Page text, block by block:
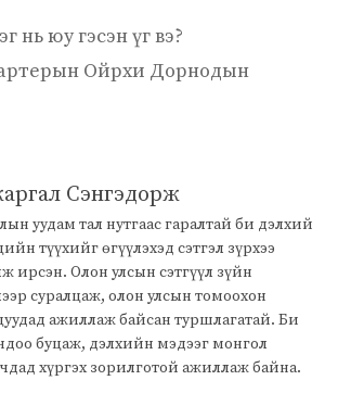
нь юу гэсэн үг вэ?
Ойрхи Дорнодын
Сэнгэдорж
уудам тал нутгаас гаралтай би дэлхий
түүхийг өгүүлэхэд сэтгэл зүрхээ
ирсэн. Олон улсын сэтгүүл зүйн
суралцаж, олон улсын томоохон
ажиллаж байсан туршлагатай. Би
буцаж, дэлхийн мэдээг монгол
хүргэх зорилготой ажиллаж байна.